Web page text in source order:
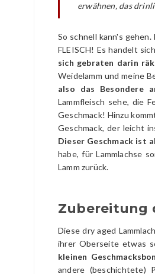
erwähnen, das
So schnell kann's
FLEISCH! Es handelt
sich gebraten darin
Weidelamm und meine
also das Besondere
Lammfleisch sehe, die
Geschmack! Hinzu
Geschmack, der leicht
Dieser Geschmack ist
habe, für Lammlachse
Lamm zurück.
Zubereitung
Diese dry aged
ihrer Oberseite etwas
kleinen
andere (beschichtete)